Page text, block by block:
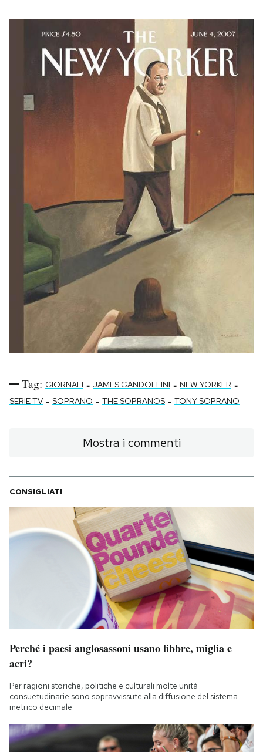
Esci
Tag: GIORNALI - JAMES GANDOLFINI - NEW YORKER -
SERIE TV - SOPRANO - THE SOPRANOS - TONY SOPRANO
Mostra i commenti
CONSIGLIATI
Perché i paesi anglosassoni usano libbre, miglia e
acri?
Per ragioni storiche, politiche e culturali molte unità
consuetudinarie sono sopravvissute alla diffusione del sistema
metrico decimale